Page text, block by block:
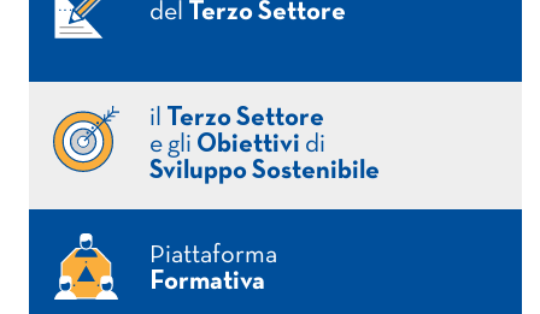
del
Terzo Settore
il
Terzo Settore
e gli Obiettivi di
Sviluppo Sostenibile
Piattaforma
Formativa